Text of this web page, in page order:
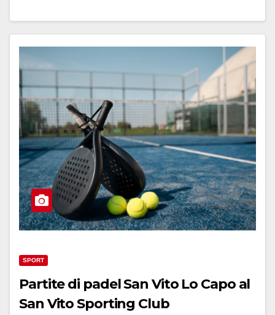
SPORT
Partite di padel San Vito Lo Capo al
San Vito Sporting Club